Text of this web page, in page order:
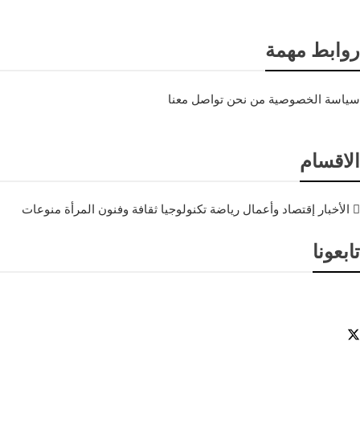
روابط مهمة
سياسة الخصوصية من نحن تواصل معنا
الاقسام
الأخبار إقتصاد وأعمال رياضة تكنولوجيا ثقافة وفنون المرأة منوعات
تابعونا